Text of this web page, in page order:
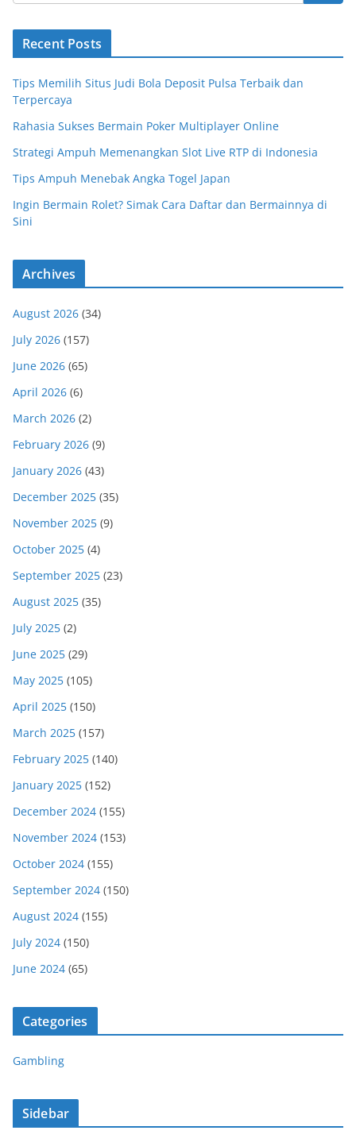
Recent Posts
Tips Memilih Situs Judi Bola Deposit Pulsa Terbaik dan
Terpercaya
Rahasia Sukses Bermain Poker Multiplayer Online
Strategi Ampuh Memenangkan Slot Live RTP di Indonesia
Tips Ampuh Menebak Angka Togel Japan
Ingin Bermain Rolet? Simak Cara Daftar dan Bermainnya di
Sini
Archives
August 2026 (34)
July 2026 (157)
June 2026 (65)
April 2026 (6)
March 2026 (2)
February 2026 (9)
January 2026 (43)
December 2025 (35)
November 2025 (9)
October 2025 (4)
September 2025 (23)
August 2025 (35)
July 2025 (2)
June 2025 (29)
May 2025 (105)
April 2025 (150)
March 2025 (157)
February 2025 (140)
January 2025 (152)
December 2024 (155)
November 2024 (153)
October 2024 (155)
September 2024 (150)
August 2024 (155)
July 2024 (150)
June 2024 (65)
Categories
Gambling
Sidebar